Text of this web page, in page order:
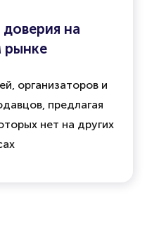
на
рынке
организаторов и
предлагая
нет на других